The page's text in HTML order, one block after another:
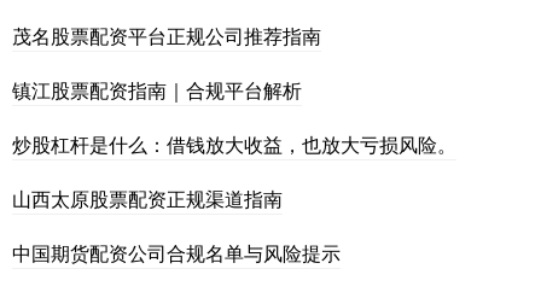
茂名股票配资平台正规公司推荐指南
镇江股票配资指南｜合规平台解析
炒股杠杆是什么：借钱放大收益，也放大亏损风险。
山西太原股票配资正规渠道指南
中国期货配资公司合规名单与风险提示